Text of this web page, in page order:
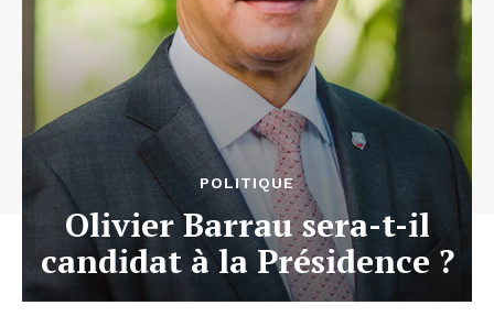
POLITIQUE
Olivier Barrau sera-t-il
candidat à la Présidence ?